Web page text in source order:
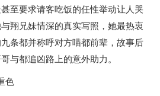
至要求请客吃饭的任性举动让人哭
翔兄妹情深的真实写照，她最热衷
条都并称呼对方喵都前辈，故事后
与都追凶路上的意外助力。